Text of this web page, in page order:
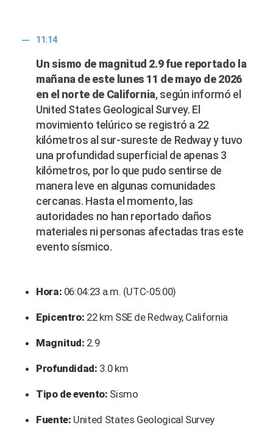
11:14
Un sismo de magnitud 2.9 fue reportado la
mañana de este lunes 11 de mayo de 2026
en el norte de California, según informó el
United States Geological Survey. El
movimiento telúrico se registró a 22
kilómetros al sur-sureste de Redway y tuvo
una profundidad superficial de apenas 3
kilómetros, por lo que pudo sentirse de
manera leve en algunas comunidades
cercanas. Hasta el momento, las
autoridades no han reportado daños
materiales ni personas afectadas tras este
evento sísmico.
Hora: 06:04:23 a.m. (UTC-05:00)
Epicentro: 22 km SSE de Redway, California
Magnitud: 2.9
Profundidad: 3.0 km
Tipo de evento: Sismo
Fuente: United States Geological Survey